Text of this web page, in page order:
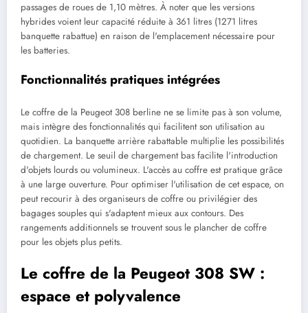
passages de roues de 1,10 mètres. À noter que les versions
hybrides voient leur capacité réduite à 361 litres (1271 litres
banquette rabattue) en raison de l'emplacement nécessaire pour
les batteries.
Fonctionnalités pratiques intégrées
Le coffre de la Peugeot 308 berline ne se limite pas à son volume,
mais intègre des fonctionnalités qui facilitent son utilisation au
quotidien. La banquette arrière rabattable multiplie les possibilités
de chargement. Le seuil de chargement bas facilite l'introduction
d'objets lourds ou volumineux. L'accès au coffre est pratique grâce
à une large ouverture. Pour optimiser l'utilisation de cet espace, on
peut recourir à des organiseurs de coffre ou privilégier des
bagages souples qui s'adaptent mieux aux contours. Des
rangements additionnels se trouvent sous le plancher de coffre
pour les objets plus petits.
Le coffre de la Peugeot 308 SW :
espace et polyvalence